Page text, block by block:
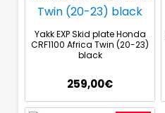
Yakk EXP Skid plate Honda
CRF1100 Africa Twin (20-23)
black
259,00€